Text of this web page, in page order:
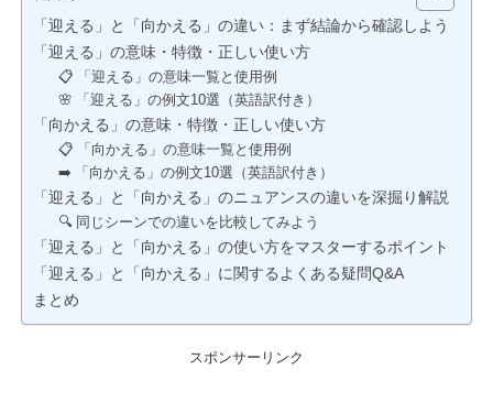
「迎える」と「向かえる」の違い：まず結論から確認しよう
「迎える」の意味・特徴・正しい使い方
📋 「迎える」の意味一覧と使用例
🌸 「迎える」の例文10選（英語訳付き）
「向かえる」の意味・特徴・正しい使い方
📋 「向かえる」の意味一覧と使用例
➡️ 「向かえる」の例文10選（英語訳付き）
「迎える」と「向かえる」のニュアンスの違いを深掘り解説
🔍 同じシーンでの違いを比較してみよう
「迎える」と「向かえる」の使い方をマスターするポイント
「迎える」と「向かえる」に関するよくある疑問Q&A
まとめ
スポンサーリンク